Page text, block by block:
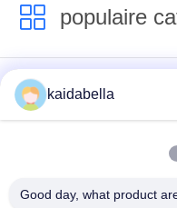
populaire
Voor de toepassing
van deze verordening
geldt de volgende
Circulaire elektrische
kaidabella
Good day, what product